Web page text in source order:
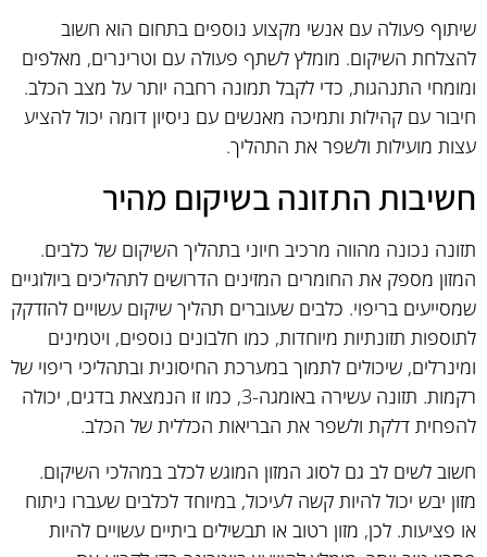
שיתוף פעולה עם אנשי מקצוע נוספים בתחום הוא חשוב
להצלחת השיקום. מומלץ לשתף פעולה עם וטרינרים, מאלפים
ומומחי התנהגות, כדי לקבל תמונה רחבה יותר על מצב הכלב.
חיבור עם קהילות ותמיכה מאנשים עם ניסיון דומה יכול להציע
עצות מועילות ולשפר את התהליך.
חשיבות התזונה בשיקום מהיר
תזונה נכונה מהווה מרכיב חיוני בתהליך השיקום של כלבים.
המזון מספק את החומרים המזינים הדרושים לתהליכים ביולוגיים
שמסייעים בריפוי. כלבים שעוברים תהליך שיקום עשויים להזדקק
לתוספות תזונתיות מיוחדות, כמו חלבונים נוספים, ויטמינים
ומינרלים, שיכולים לתמוך במערכת החיסונית ובתהליכי ריפוי של
רקמות. תזונה עשירה באומגה-3, כמו זו הנמצאת בדגים, יכולה
להפחית דלקת ולשפר את הבריאות הכללית של הכלב.
חשוב לשים לב גם לסוג המזון המוגש לכלב במהלכי השיקום.
מזון יבש יכול להיות קשה לעיכול, במיוחד לכלבים שעברו ניתוח
או פציעות. לכן, מזון רטוב או תבשילים ביתיים עשויים להיות